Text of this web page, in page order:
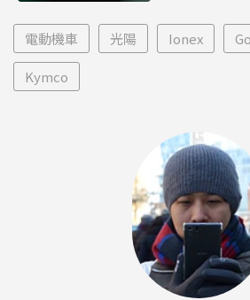
電動機車 光陽 Ionex
Kymco